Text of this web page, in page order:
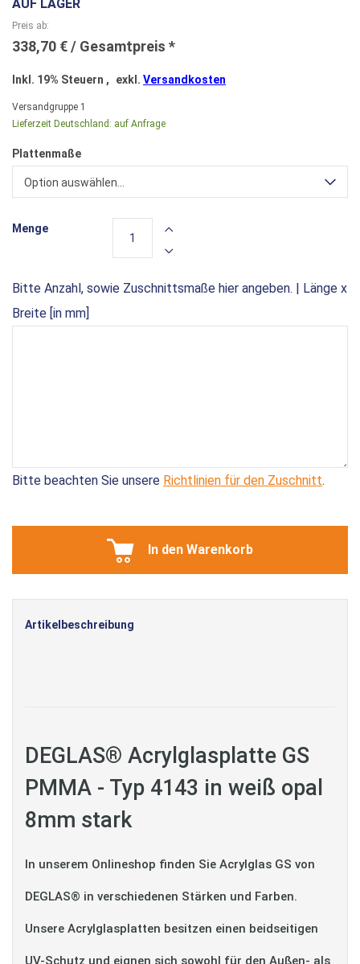
AUF LAGER
Preis ab
338,70 €
Inkl. 19% Steuern , exkl. Versandkosten
Versandgruppe 1
Lieferzeit Deutschland: auf Anfrage
Plattenmaße
Option auswählen...
Bitte Anzahl, sowie Zuschnittsmaße hier angeben. | Länge x
Breite [in mm]
Bitte beachten Sie unsere Richtlinien für den Zuschnitt.
Menge
In den Warenkorb
Artikelbeschreibung
DEGLAS® Acrylglasplatte GS
PMMA - Typ 4143 in weiß opal
8mm stark
In unserem Onlineshop finden Sie Acrylglas GS von
DEGLAS® in verschiedenen Stärken und Farben.
Unsere Acrylglasplatten besitzen einen beidseitigen
UV-Schutz und eignen sich sowohl für den Außen- als